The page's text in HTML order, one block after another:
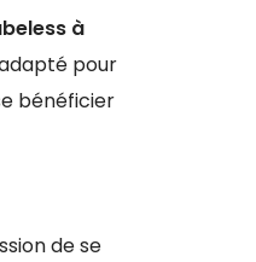
à
pour
bénéficier
de se